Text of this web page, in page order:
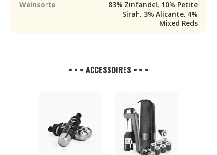
Weinsorte
83% Zinfandel, 10% Petite
Sirah, 3% Alicante, 4%
Mixed Reds
• • • ACCESSOIRES • • •